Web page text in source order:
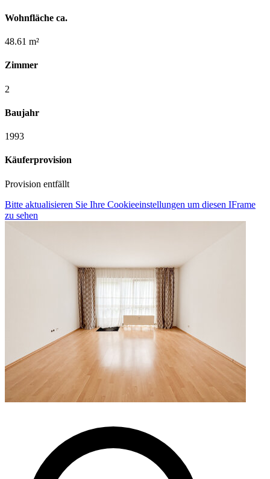
Wohnfläche ca.
48.61 m²
Zimmer
2
Baujahr
1993
Käuferprovision
Provision entfällt
Bitte aktualisieren Sie Ihre Cookieeinstellungen um diesen IFrame
zu sehen